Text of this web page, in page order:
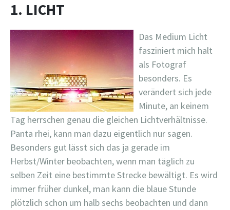
1. LICHT
Das Medium Licht
fasziniert mich halt
als Fotograf
besonders. Es
verändert sich jede
Minute, an keinem
Tag herrschen genau die gleichen Lichtverhältnisse.
Panta rhei, kann man dazu eigentlich nur sagen.
Besonders gut lässt sich das ja gerade im
Herbst/Winter beobachten, wenn man täglich zu
selben Zeit eine bestimmte Strecke bewältigt. Es wird
immer früher dunkel, man kann die blaue Stunde
plötzlich schon um halb sechs beobachten und dann